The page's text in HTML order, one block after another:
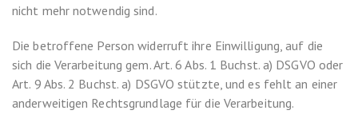
nicht mehr notwendig sind.
Die betroffene Person widerruft ihre Einwilligung, auf die
sich die Verarbeitung gem. Art. 6 Abs. 1 Buchst. a) DSGVO oder
Art. 9 Abs. 2 Buchst. a) DSGVO stützte, und es fehlt an einer
anderweitigen Rechtsgrundlage für die Verarbeitung.